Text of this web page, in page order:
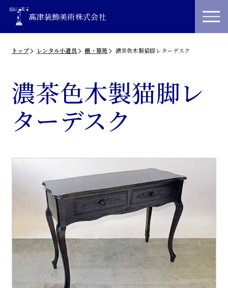
高津装飾美術株式会社
トップ レンタル小道具 棚・箪笥 濃茶色木製猫脚レターデスク
濃茶色木製猫脚レ
ターデスク